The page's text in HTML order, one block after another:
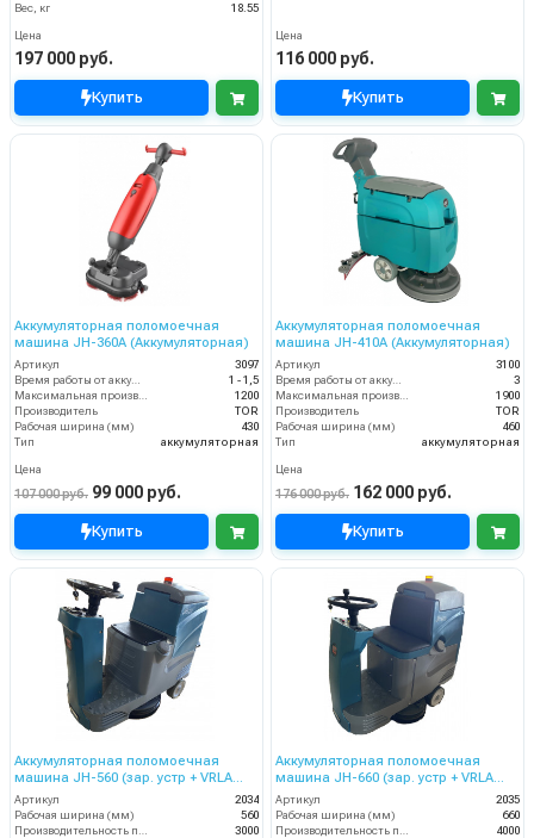
Вес, кг
18.55
Цена
197 000 руб.
Купить
Цена
116 000 руб.
Купить
Аккумуляторная поломоечная
машина JH-360A (Аккумуляторная)
Артикул
3097
Время работы от аккумуляторов (ч)
1 - 1,5
Максимальная производительность (кв.м/час)
1200
Производитель
TOR
Рабочая ширина (мм)
430
Тип
аккумуляторная
Цена
107 000 руб. 99 000 руб.
Купить
Аккумуляторная поломоечная
машина JH-410A (Аккумуляторная)
Артикул
3100
Время работы от аккумуляторов (ч)
3
Максимальная производительность (кв.м/час)
1900
Производитель
TOR
Рабочая ширина (мм)
460
Тип
аккумуляторная
Цена
176 000 руб. 162 000 руб.
Купить
Аккумуляторная поломоечная
машина JH-560 (зар. устр + VRLA
GEL аккум.)
Артикул
2034
Рабочая ширина (мм)
560
3000
Аккумуляторная поломоечная
машина JH-660 (зар. устр + VRLA
GEL аккум.)
Артикул
2035
Рабочая ширина (мм)
660
4000